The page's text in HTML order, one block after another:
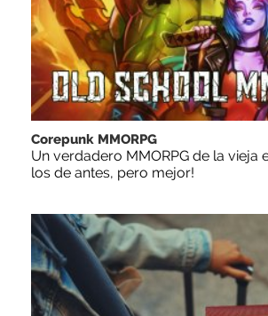
Corepunk MMORPG
Un verdadero MMORPG de la vieja
los de antes, pero mejor!